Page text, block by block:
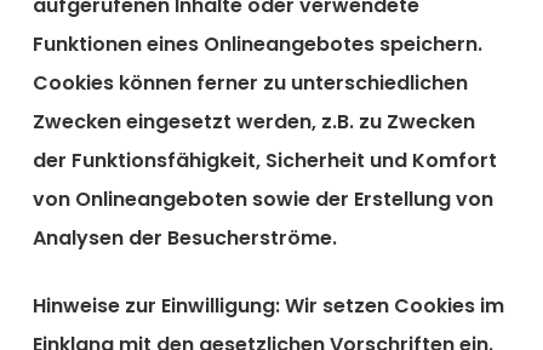
Funktionen eines Onlineangebotes speichern.
Cookies können ferner zu unterschiedlichen
Zwecken eingesetzt werden, z.B. zu Zwecken
der Funktionsfähigkeit, Sicherheit und Komfort
von Onlineangeboten sowie der Erstellung von
Analysen der Besucherströme.
Hinweise zur Einwilligung:Wir setzen Cookies im